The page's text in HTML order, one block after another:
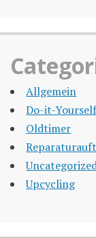
Allgemein
Do-it-
Oldtimer
Upcycling